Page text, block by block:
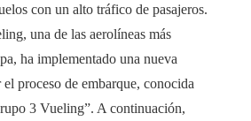
con un alto tráfico de pasajeros.
una de las aerolíneas más
ha implementado una nueva
proceso de embarque, conocida
3 Vueling”. A continuación,